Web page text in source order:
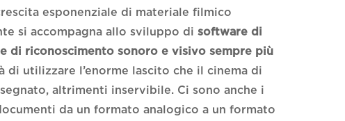
esponenziale di materiale filmico
si accompagna allo sviluppo disoftware di
di riconoscimento sonoro e visivo sempre più
di utilizzare l’enorme lascito che il cinema di
altrimenti inservibile. Ci sono anche i
da un formato analogico a un formato